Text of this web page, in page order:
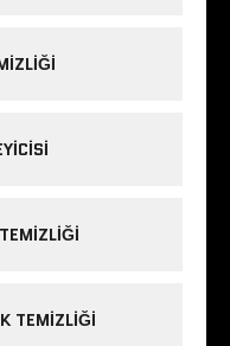
TEMIZLIĞI